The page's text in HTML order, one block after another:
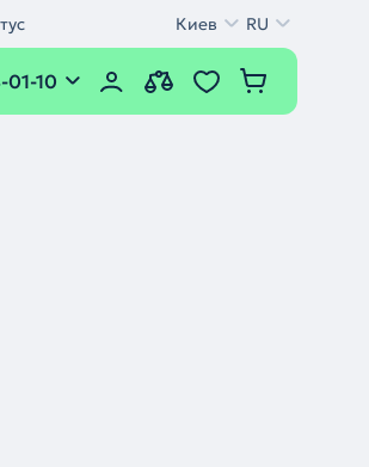
Киев RU
01-10